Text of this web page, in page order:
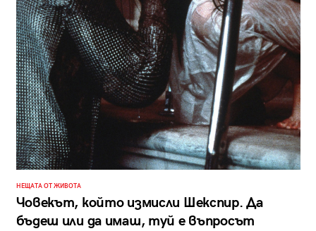
НЕЩАТА ОТ ЖИВОТА
Човекът, който измисли Шекспир. Да
бъдеш или да имаш, туй е въпросът